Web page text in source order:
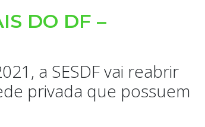
DO DF –
a SESDF vai reabrir
privada que possuem